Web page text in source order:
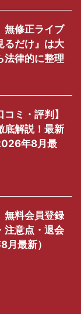
無修正ライブ
るだけ』は大
法律的に整理
ミ・評判】
底解説！最新
年8月最
無料会員登録
注意点・退会
最新）